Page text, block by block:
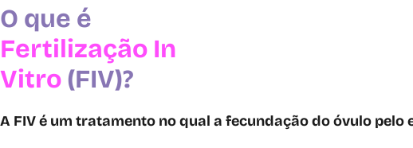
O que é
Fertilização In
Vitro (FIV)?
A FIV é um tratamento no qual a fecundação do óvulo